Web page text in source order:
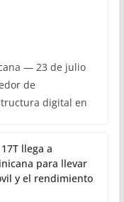
— 23 de julio
de
digital en
llega a
para llevar
y el rendimiento